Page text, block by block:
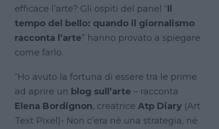
efficace l’arte? Gli ospiti del panel “Il
tempo del bello: quando il giornalismo
racconta l’arte” hanno provato a spiegare
come farlo.
“Ho avuto la fortuna di essere tra le prime
ad aprire un blog sull’arte – racconta
Elena Bordignon, creatrice Atp Diary (Art
Text Pixel)- Non c’era né una strategia, né